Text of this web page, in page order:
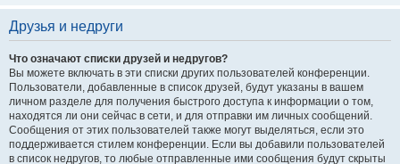
Друзья и недруги
Что означают списки друзей и недругов?
Вы можете включать в эти списки других пользователей конференции.
Пользователи, добавленные в список друзей, будут указаны в вашем
личном разделе для получения быстрого доступа к информации о том,
находятся ли они сейчас в сети, и для отправки им личных сообщений.
Сообщения от этих пользователей также могут выделяться, если это
поддерживается стилем конференции. Если вы добавили пользователей
в список недругов, то любые отправленные ими сообщения будут скрыты